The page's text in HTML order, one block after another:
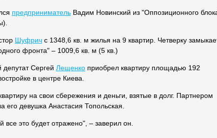
предприниматель Вадим Новинский из "Оппозиционного
Шуфрич с 1348,6 кв. м жилья на 9 квартир. Четверку
фронта" – 1009,6 кв. м (5 кв.)
депутат Сергей Лещенко приобрел квартиру площадью 192
в центре Киева.
на свои сбережения и деньги, взятые в долг. Партнером
его девушка Анастасия Топольская.
все это будет отражено", – заверил он.